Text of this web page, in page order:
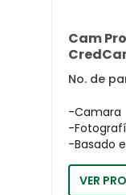
Cam
No. de
-Camara
-
-Basado
VER